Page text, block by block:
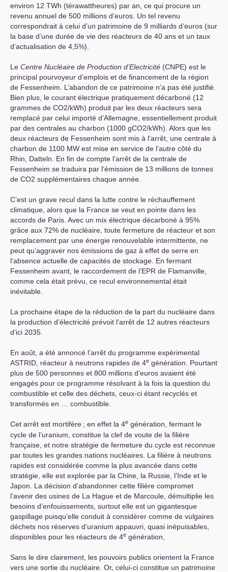
environ 12 TWh (térawattheures) par an, ce qui procure un
revenu annuel de 500 millions d’euros. Un tel revenu
correspondrait à celui d’un patrimoine de 9 milliards d’euros (sur
la base d’une durée de vie des réacteurs de 40 ans et un taux
d’actualisation de 4,5%).
Le Centre Nucléaire de Production d’Electricité (CNPE) est le
principal pourvoyeur d’emplois et de financement de la région
de Fessenheim. L’abandon de ce patrimoine n’a pas été justifié.
Bien plus, le courant électrique pratiquement décarboné (12
grammes de CO2/kWh) produit par les deux réacteurs sera
remplacé par celui importé d’Allemagne, essentiellement produit
par des centrales au charbon (1000 gCO2/kWh). Alors que les
deux réacteurs de Fessenheim sont mis à l’arrêt, une centrale à
charbon de 1100 MW est mise en service de l’autre côté du
Rhin, Datteln. En fin de compte l’arrêt de la centrale de
Fessenheim se traduira par l’émission de 13 millions de tonnes
de CO2 supplémentaires chaque année.
C’est un grave recul dans la lutte contre le réchauffement
climatique, alors que la France se veut en pointe dans les
accords de Paris. Avec un mix électrique décarboné à 95%
grâce aux 72% de nucléaire, toute fermeture de réacteur et son
remplacement par une énergie renouvelable intermittente, ne
peut qu’aggraver nos émissions de gaz à effet de serre en
l’absence actuelle de capacités de stockage. En fermant
Fessenheim avant, le raccordement de l’EPR de Flamanville,
comme cela était prévu, ce recul environnemental était
inévitable.
La prochaine étape de la réduction de la part du nucléaire dans
la production d’électricité prévoit l’arrêt de 12 autres réacteurs
d’ici 2035.
En août, a été annoncé l’arrêt du programme expérimental
ASTRID , réacteur à neutrons rapides de 4e génération. Pourtant
plus de 500 personnes et 800 millions d’euros avaient été
engagés pour ce programme résolvant à la fois la question du
combustible et celle des déchets, ceux-ci étant recyclés et
transformés en … combustible.
Cet arrêt est mortifère ; en effet la 4e génération, fermant le
cycle de l’uranium, constitue la clef de voute de la filière
française, et notre stratégie de fermeture du cycle est reconnue
par toutes les grandes nations nucléaires. La filière à neutrons
rapides est considérée comme la plus avancée dans cette
stratégie, elle est explorée par la Chine, la Russie, l’Inde et le
Japon. La décision d’abandonner cette filière compromet
l’avenir des usines de La Hague et de Marcoule, démultiplie les
besoins d’enfouissements, surtout elle est un gigantesque
gaspillage puisqu’elle conduit à considérer comme de vulgaires
déchets nos réserves d’uranium appauvri, quasi inépuisables,
disponibles pour les réacteurs de 4e génération,
Sans le dire clairement, les pouvoirs publics orientent la France
vers une sortie du nucléaire. Or, celui-ci constitue un patrimoine